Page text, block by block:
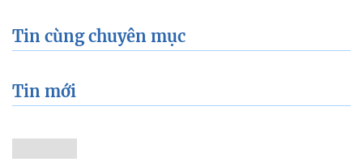
Tin cùng chuyên mục
Tin mới